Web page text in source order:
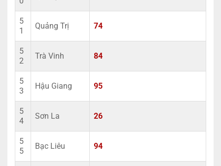
5
1
Quảng Trị 74
5
2
Trà Vinh 84
5
3
Hậu Giang 95
5
4
Sơn La 26
5
5
Bạc Liêu 94